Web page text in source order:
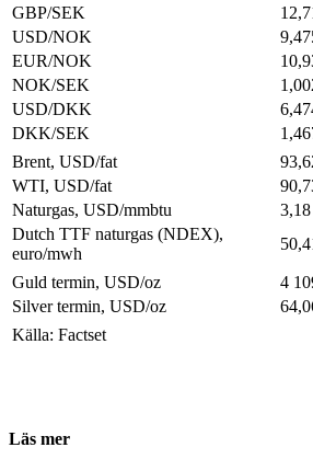
GBP/SEK
USD/NOK
EUR/NOK
NOK/SEK
USD/DKK
DKK/SEK
Brent, USD/fat
WTI, USD/fat
Naturgas, USD/mmbtu
3,18
Dutch TTF naturgas (NDEX),
euro/mwh
Guld termin, USD/oz 4
Silver termin, USD/oz
Källa: Factset
Läs mer